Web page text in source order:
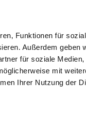
Funktionen für
Außerdem geben
für soziale Medien,
mit
Ihrer Nutzung der